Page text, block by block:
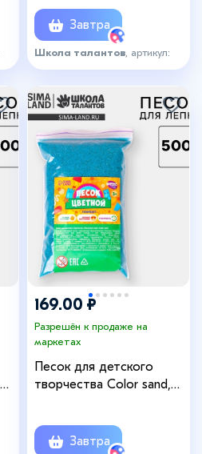
Завтра
Школа талантов , артикул:
6896568
169.00 ₽
Разрешён к продаже на
маркетах
Песок для детского
творчества Color sand,
Завтра